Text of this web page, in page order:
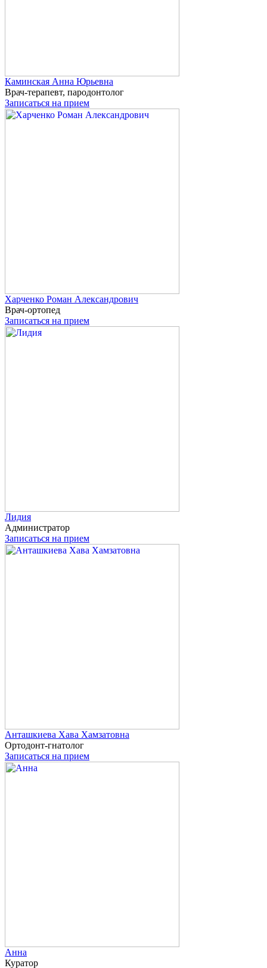
Каминская Анна Юрьевна
Врач-терапевт, пародонтолог
Записаться на прием
Харченко Роман Александрович
Врач-ортопед
Записаться на прием
Лидия
Администратор
Записаться на прием
Анташкиева Хава Хамзатовна
Ортодонт-гнатолог
Записаться на прием
Анна
Куратор